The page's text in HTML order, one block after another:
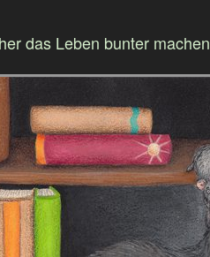
das Leben bunter machen